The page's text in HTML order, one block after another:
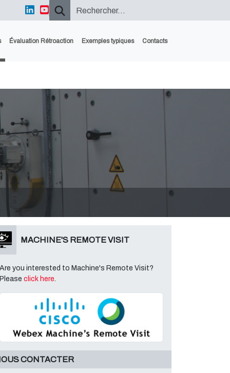
Évaluation Rétroaction Exemples typiques Contacts
MACHINE'S REMOTE VISIT
Are you interested to Machine's Remote Visit?
Please click here.
CONTACTER